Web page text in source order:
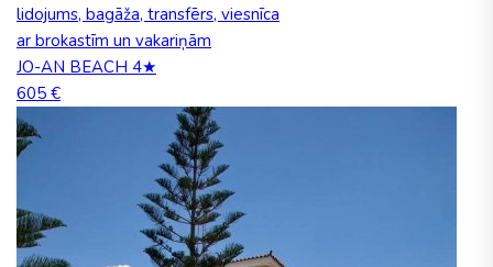
lidojums, bagāža, transfērs, viesnīca
ar brokastīm un vakariņām
JO-AN BEACH 4★
605 €